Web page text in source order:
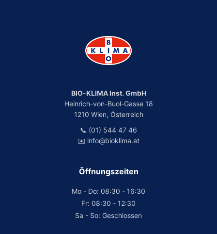
BIO-KLIMA Inst. GmbH
Heinrich-von-Buol-Gasse 18
1210 Wien, Österreich
📞 (01) 544 47 46
✉️ info@bioklima.at
Öffnungszeiten
Mo - Do: 08:30 - 16:30
Fr: 08:30 - 12:30
Sa - So: Geschlossen